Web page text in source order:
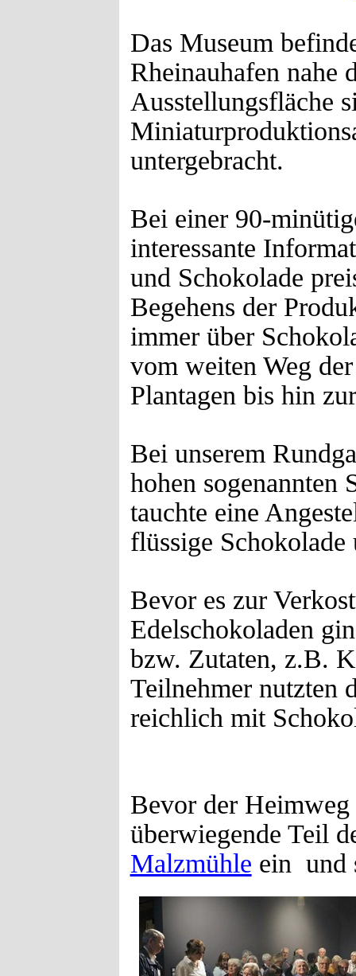
Das Museum
Rheinauhafen nahe
Ausstellungsfläche
untergebracht.
Bei einer 90-
interessante
und Schokolade
Begehens der
immer über
vom weiten Weg
Plantagen bis hin
Bei unserem
hohen sogenannten
tauchte eine
flüssige
Bevor es zur
Edelschokoladen
bzw. Zutaten, z.B.
Teilnehmer nutzten
reichlich mit
Bevor der Heimweg
überwiegende Teil
Malzmühle ein und